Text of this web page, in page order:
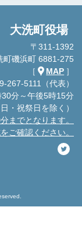
大洗町役場
〒311-1392
町磯浜町 6881-275
［
MAP ］
267-5111（代表）
分～午後5時15分
日・祝祭日を除く）
までとなります。
ご確認ください。